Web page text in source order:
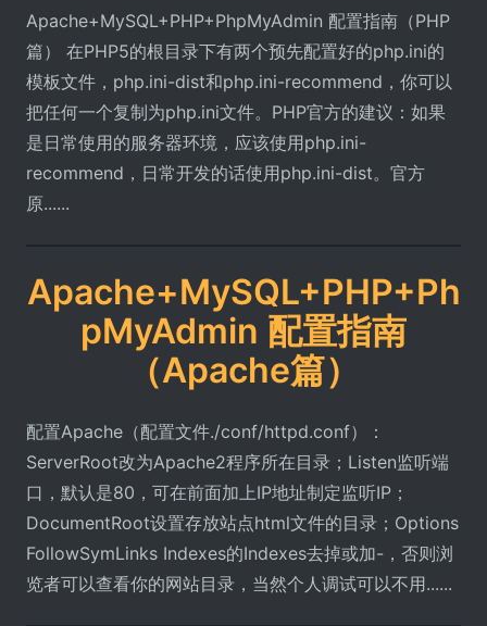
Apache+MySQL+PHP+PhpMyAdmin 配置指南（PHP
篇） 在PHP5的根目录下有两个预先配置好的php.ini的
模板文件，php.ini-dist和php.ini-recommend，你可以
把任何一个复制为php.ini文件。PHP官方的建议：如果
是日常使用的服务器环境，应该使用php.ini-
recommend，日常开发的话使用php.ini-dist。官方
原......
Apache+MySQL+PHP+Ph
pMyAdmin 配置指南
（Apache篇）
配置Apache（配置文件./conf/httpd.conf）：
ServerRoot改为Apache2程序所在目录；Listen监听端
口，默认是80，可在前面加上IP地址制定监听IP；
DocumentRoot设置存放站点html文件的目录；Options
FollowSymLinks Indexes的Indexes去掉或加-，否则浏
览者可以查看你的网站目录，当然个人调试可以不用......